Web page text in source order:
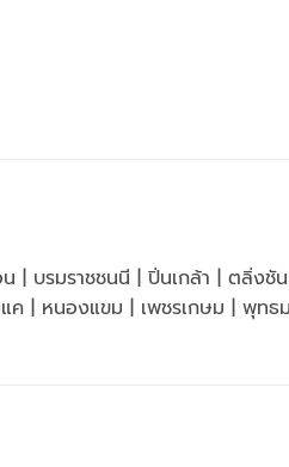
น | บรมราชชนนี | ปิ่นเกล้า | ตลิ่งชั
| หนองแขม | เพชรเกษม | พุทธ